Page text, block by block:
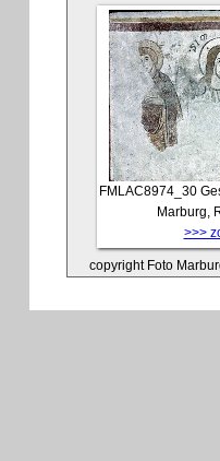
FMLAC8974_30
Marburg,
>>>
copyright Foto